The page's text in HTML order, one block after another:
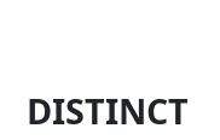
DISTINCT